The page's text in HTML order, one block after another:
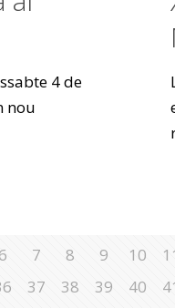
4 de
nou
7 8 9 10
37 38 39 40